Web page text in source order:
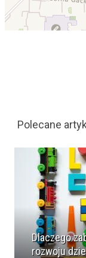
Polecane
Dlaczego
rozwoju